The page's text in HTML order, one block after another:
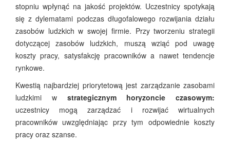
stopniu wpłynąć na jakość projektów. Uczestnicy spotykają
się z dylematami podczas długofalowego rozwijania działu
zasobów ludzkich w swojej firmie. Przy tworzeniu strategii
dotyczącej zasobów ludzkich, muszą wziąć pod uwagę
koszty pracy, satysfakcję pracowników a nawet tendencje
rynkowe.
Kwestią najbardziej priorytetową jest zarządzanie zasobami
ludzkimi w strategicznym horyzoncie czasowym:
uczestnicy mogą zarządzać i rozwijać wirtualnych
pracowników uwzględniając przy tym odpowiednie koszty
pracy oraz szanse.